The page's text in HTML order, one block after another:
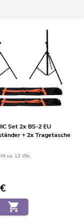
Set 2x BS-2 EU
+ 2x Tragetasche
ca. 12 Wo.
€